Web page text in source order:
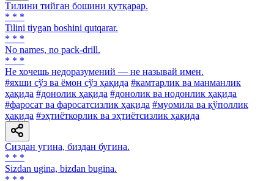
Тилини тийган бошини қутқарар.
* * *
Tilini tiygan boshini qutqarar.
* * *
No names, no pack-drill.
* * *
He хочешь недоразумений — не называй имен.
#яхши сўз ва ёмон сўз ҳақида #камтарлик ва манманлик
ҳақида #донолик ҳақида #донолик ва нодонлик ҳақида
#фаросат ва фаросатсизлик ҳақида #муомила ва қўполлик
ҳақида #эҳтиёткорлик ва эҳтиётсизлик ҳақида
Сиздан угина, биздан бугина.
* * *
Sizdan ugina, bizdan bugina.